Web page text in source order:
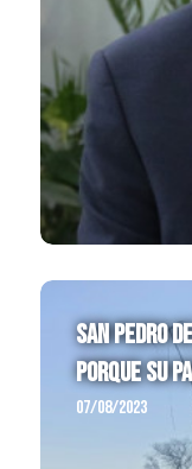
San Pedro
porque su
07/08/2023